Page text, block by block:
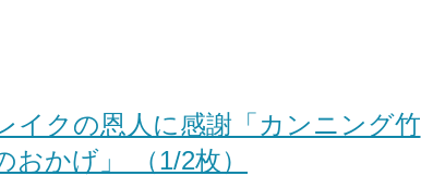
イクの恩人に感謝「カンニング竹
おかげ」 （1/2枚）